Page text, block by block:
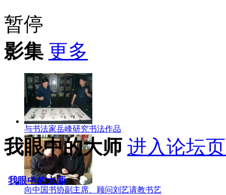
暂停
影集 更多
与书法家岳峰研究书法作品
向中国书协副主席、顾问刘艺请教书艺
我眼中的大师 进入论坛
我眼中的大师